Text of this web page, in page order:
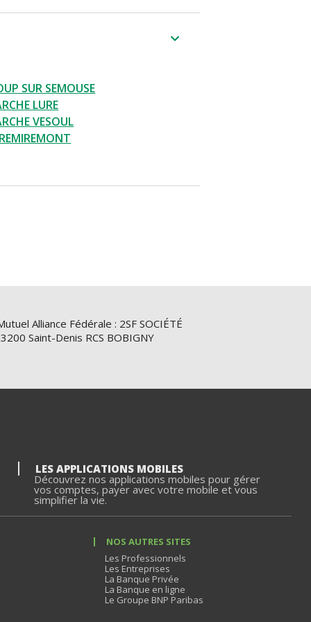
SUR SEMOUSE
LURE
VESOUL
Alliance Fédérale : 2SF SOCIÉTÉ
Saint-Denis RCS BOBIGNY
LES APPLICATIONS MOBILES
Découvrez nos applications mobiles pour gérer
vos comptes, payer avec votre mobile et vous
simplifier la vie.
NOS AUTRES SITES
Les Professionnels
Les Entreprises
La Banque Privée
La Banque en ligne
Le Groupe BNP Paribas